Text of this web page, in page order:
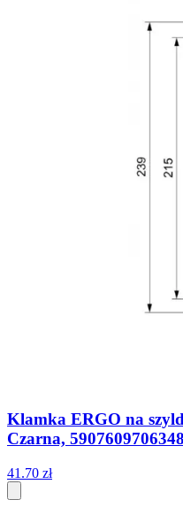
Klamka ERGO na
Czarna,
41 .70 zł